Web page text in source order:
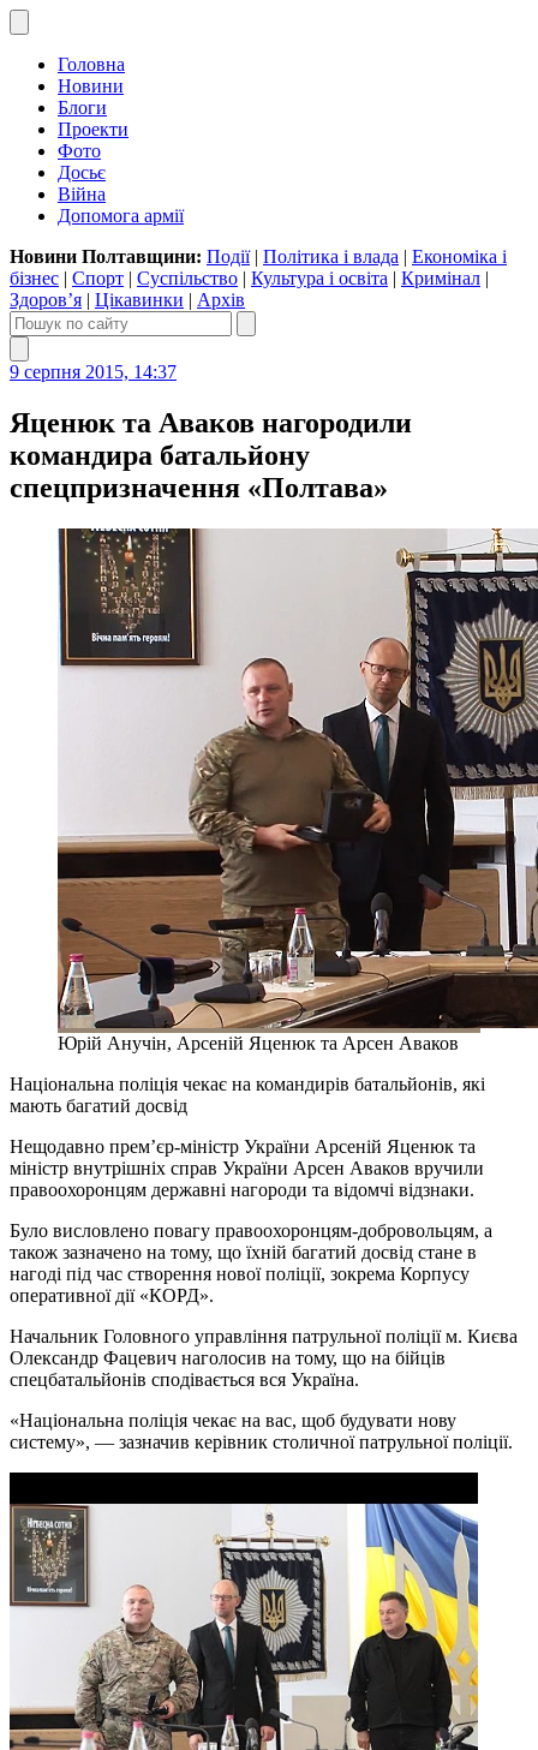
Головна
Новини
Блоги
Проекти
Фото
Досьє
Війна
Допомога армії
Новини Полтавщини: Події| Політика і влада | Економіка і
бізнес | Спорт | Суспільство | Культура і освіта | Кримінал |
Здоров’я | Цікавинки | Архів
9 серпня 2015, 14:37
Яценюк та Аваков нагородили
командира батальйону
спецпризначення «Полтава»
Юрій Анучін, Арсеній Яценюк та Арсен Аваков
Національна поліція чекає на командирів батальйонів, які
мають багатий досвід
Нещодавно прем’єр-міністр України Арсеній Яценюк та
міністр внутрішніх справ України Арсен Аваков вручили
правоохоронцям державні нагороди та відомчі відзнаки.
Було висловлено повагу правоохоронцям-добровольцям, а
також зазначено на тому, що їхній багатий досвід стане в
нагоді під час створення нової поліції, зокрема Корпусу
оперативної дії «КОРД».
Начальник Головного управління патрульної поліції м. Києва
Олександр Фацевич наголосив на тому, що на бійців
спецбатальйонів сподівається вся Україна.
«Національна поліція чекає на вас, щоб будувати нову
систему», — зазначив керівник столичної патрульної поліції.